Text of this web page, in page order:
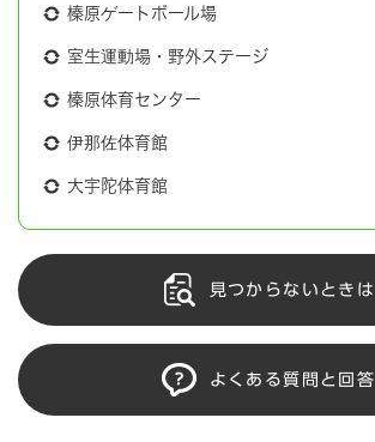
榛原ゲートボール場
室生運動場・野外ステージ
榛原体育センター
伊那佐体育館
大宇陀体育館
見つからないときは
よくある質問と回答